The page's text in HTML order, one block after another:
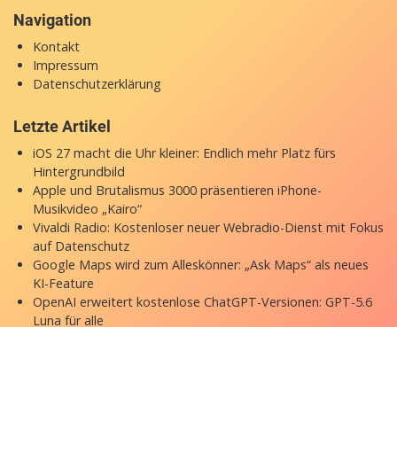
Navigation
Kontakt
Impressum
Datenschutzerklärung
Letzte Artikel
iOS 27 macht die Uhr kleiner: Endlich mehr Platz fürs
Hintergrundbild
Apple und Brutalismus 3000 präsentieren iPhone-
Musikvideo „Kairo“
Vivaldi Radio: Kostenloser neuer Webradio-Dienst mit Fokus
auf Datenschutz
Google Maps wird zum Alleskönner: „Ask Maps“ als neues
KI-Feature
OpenAI erweitert kostenlose ChatGPT-Versionen: GPT-5.6
Luna für alle